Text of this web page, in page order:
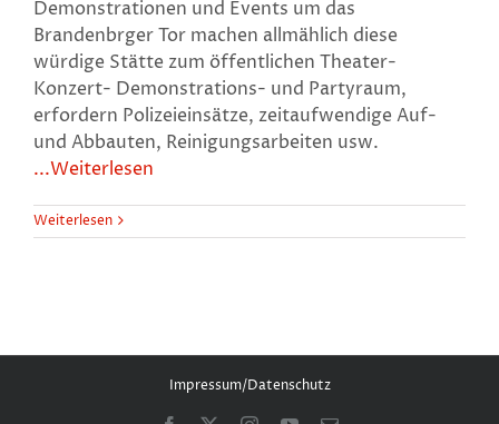
Demonstrationen und Events um das
Brandenbrger Tor machen allmählich diese
würdige Stätte zum öffentlichen Theater-
Konzert- Demonstrations- und Partyraum,
erfordern Polizeieinsätze, zeitaufwendige Auf-
und Abbauten, Reinigungsarbeiten usw.
...Weiterlesen
Weiterlesen
Impressum/Datenschutz